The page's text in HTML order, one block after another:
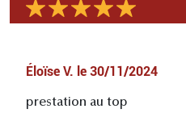
Éloïse V. le 30/11/2024
prestation au top